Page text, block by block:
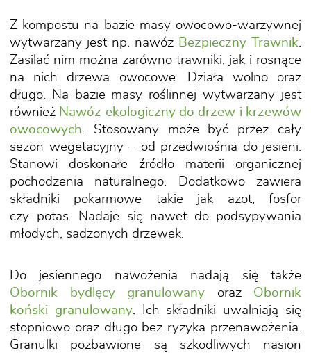
Z kompostu na bazie masy owocowo-warzywnej
wytwarzany jest np. nawóz Bezpieczny Trawnik.
Zasilać nim można zarówno trawniki, jak i rosnące
na nich drzewa owocowe. Działa wolno oraz
długo. Na bazie masy roślinnej wytwarzany jest
również Nawóz ekologiczny do drzew i krzewów
owocowych. Stosowany może być przez cały
sezon wegetacyjny – od przedwiośnia do jesieni.
Stanowi doskonałe źródło materii organicznej
pochodzenia naturalnego. Dodatkowo zawiera
składniki pokarmowe takie jak azot, fosfor
czy potas. Nadaje się nawet do podsypywania
młodych, sadzonych drzewek.
Do jesiennego nawożenia nadają się także
Obornik bydlęcy granulowany oraz Obornik
koński granulowany. Ich składniki uwalniają się
stopniowo oraz długo bez ryzyka przenawożenia.
Granulki pozbawione są szkodliwych nasion